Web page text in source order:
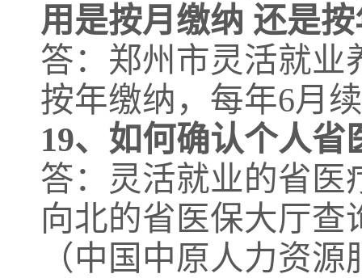
用是按月缴纳 还是
答：郑州市灵活就业
按年缴纳，每年6月
19、 如何确认个人省
答：灵活就业的省医
向北的省医保大厅
（中国中原人力资源